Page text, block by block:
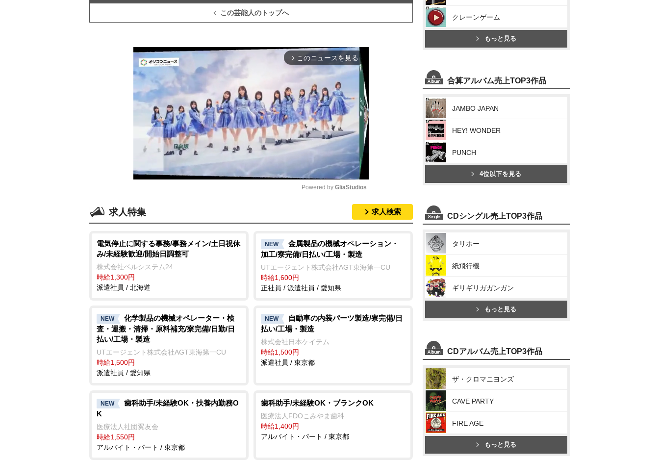
この芸能人のトップへ
arrow_forward_ios このニュースを見る
t
e
Powered by GliaStudios
求人特集 求人検索
電気停止に関する事務/事務メイン/土日祝休
み/未経験歓迎/開始日調整可
株式会社ベルシステム24
時給1,300円
派遣社員 / 北海道
NEW
金属製品の機械オペレーション・
加工/寮完備/日払い/工場・製造
UTエージェント株式会社AGT東海第一CU
時給1,600円
正社員 / 派遣社員 / 愛知県
NEW
化学製品の機械オペレーター・検
査・運搬・清掃・原料補充/寮完備/日勤/日
払い/工場・製造
UTエージェント株式会社AGT東海第一CU
時給1,500円
派遣社員 / 愛知県
NEW
自動車の内装パーツ製造/寮完備/日
払い/工場・製造
株式会社日本ケイテム
時給1,500円
派遣社員 / 東京都
NEW
歯科助手/未経験OK・扶養内勤務O
K
医療法人社団翼友会
時給1,550円
アルバイト・パート / 東京都
歯科助手/未経験OK・ブランクOK
医療法人FDOこみやま歯科
時給1,400円
アルバイト・パート / 東京都
クレーンゲーム
もっと見る
合算アルバム売上TOP3作品
JAMBO JAPAN
HEY! WONDER
PUNCH
4位以下を見る
CDシングル売上TOP3作品
タリホー
紙飛行機
ギリギリガガンガン
もっと見る
CDアルバム売上TOP3作品
ザ・クロマニヨンズ
CAVE PARTY
FIRE AGE
もっと見る